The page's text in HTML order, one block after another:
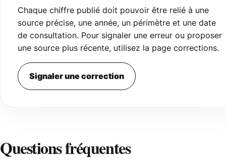
Chaque chiffre publié doit pouvoir être relié à une
source précise, une année, un périmètre et une date
de consultation. Pour signaler une erreur ou proposer
une source plus récente, utilisez la page corrections.
Signaler une correction
Questions fréquentes